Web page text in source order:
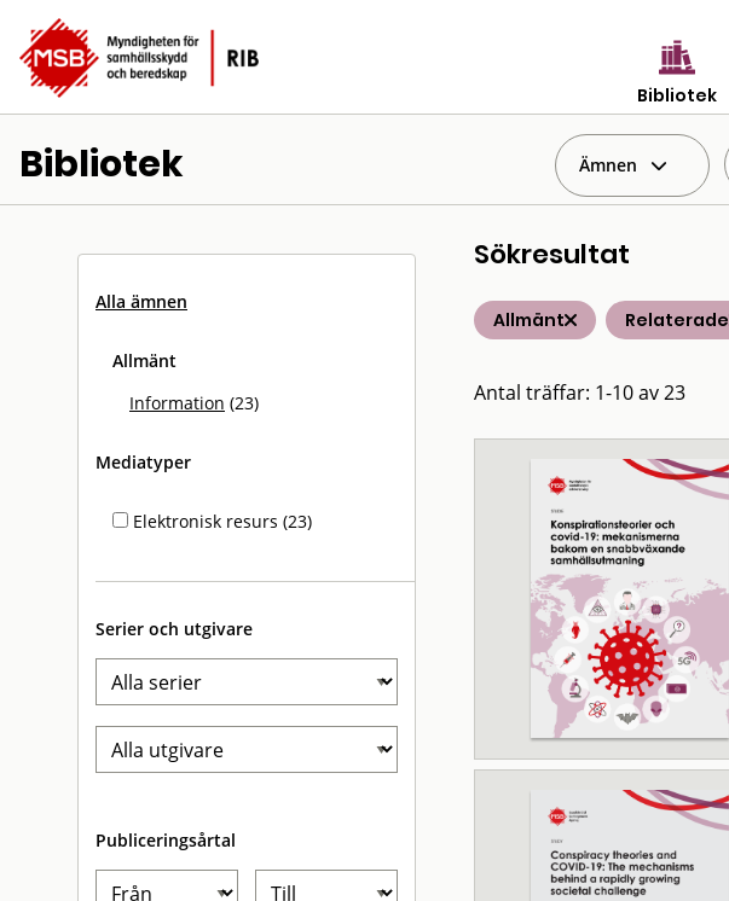
Bibliotek
Bibliotek Ämnen
Alla ämnen
Allmänt
Information (23)
Mediatyper
Elektronisk resurs (23)
Serier och utgivare
Publiceringsårtal
Sökresultat
Allmänt Relaterade
Antal träffar: 1-10 av 23